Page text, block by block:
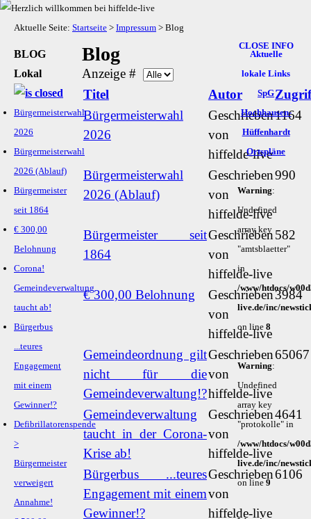
Aktuelle Seite: Startseite > Impressum > Blog
BLOG
Lokal
Bürgermeisterwahl
2026
Bürgermeisterwahl
2026 (Ablauf)
Bürgermeister
seit 1864
€ 300,00
Belohnung
Corona!
Gemeindeverwaltung
taucht ab!
Bürgerbus
...teures
Engagement
mit einem
Gewinner!?
Defibrillatorenspende
>
Bürgermeister
verweigert
Annahme!
Blog
Anzeige #
Titel
Autor
Bürgermeisterwahl
2026
Geschrieben
von
hiffelde-live
1164
Bürgermeisterwahl
2026 (Ablauf)
Geschrieben
von
hiffelde-live
990
Bürgermeister seit
1864
Geschrieben
von
hiffelde-live
582
€ 300,00 Belohnung
Geschrieben
von
hiffelde-live
3984
Gemeindeordnung gilt
nicht für die
Gemeindeverwaltung!?
Geschrieben
von
hiffelde-live
65067
Gemeindeverwaltung
taucht in der Corona-
Krise ab!
Geschrieben
von
hiffelde-live
4641
Bürgerbus ...teures
Engagement mit einem
Gewinner!?
Geschrieben
von
hiffelde-live
6106
CLOSE INFO
Aktuelle
lokale Links
SpG
Hochhausen-
Hüffenhardt
Ortspläne
Warning:
Undefined
array key
"amtsblaetter"
in
/www/htdocs/
live.de/inc/
on line8
Warning:
Undefined
array key
"protokolle" in
/www/htdocs/
live.de/inc/
on line9